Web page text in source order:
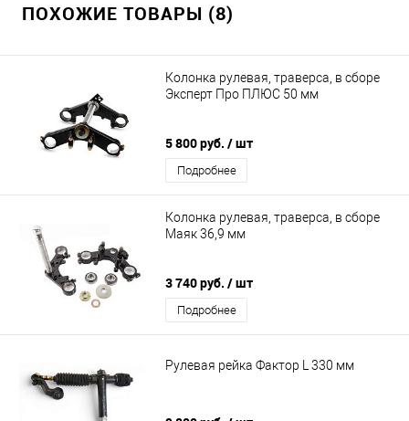
ПОХОЖИЕ ТОВАРЫ (8)
Колонка рулевая, траверса, в сборе
Эксперт Про ПЛЮС 50 мм
5 800 руб. / шт
Подробнее
Колонка рулевая, траверса, в сборе
Маяк 36,9 мм
3 740 руб. / шт
Подробнее
Рулевая рейка Фактор L 330 мм